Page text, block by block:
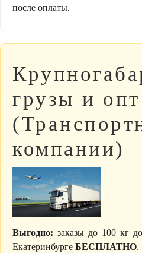
после оплаты.
грузы и опт
компании)
Выгодно: заказы до 100 кг
Екатеринбурге БЕСПЛАТНО.